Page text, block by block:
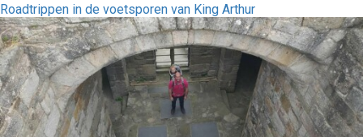
Roadtrippen in de voetsporen van King Arthur